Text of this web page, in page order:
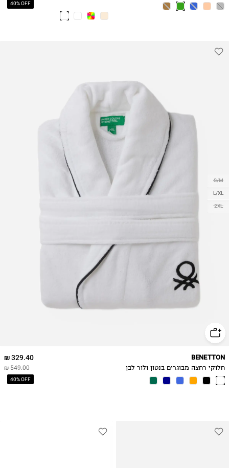
40% OFF
S/M
L/XL
2XL
329.40 ₪
549.00 ₪
40% OFF
BENETTON
חלוקי רחצה מבוגרים בנטון ולור לבן